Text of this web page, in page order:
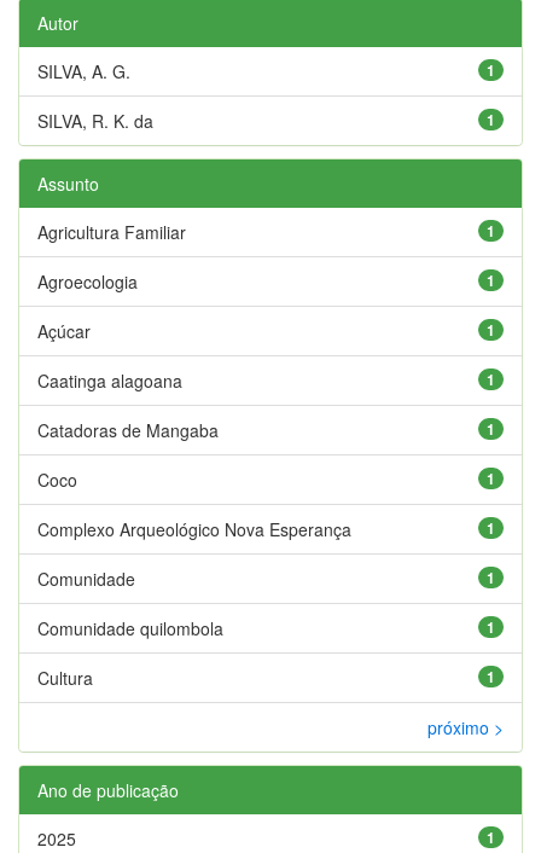
Autor
1
SILVA, A. G.
1
SILVA, R. K. da
Assunto
1
Agricultura Familiar
1
Agroecologia
1
Açúcar
1
Caatinga alagoana
1
Catadoras de Mangaba
1
Coco
1
Complexo Arqueológico Nova Esperança
1
Comunidade
1
Comunidade quilombola
1
Cultura
próximo >
Ano de publicação
1
2025